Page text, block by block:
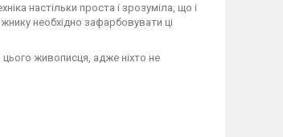
настільки проста і зрозуміла, що і
необхідно зафарбовувати ці
живописця, адже ніхто не